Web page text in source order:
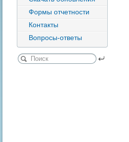
Формы отчетности
Контакты
Вопросы-ответы